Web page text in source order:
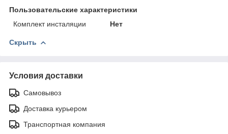
Пользовательские характеристики
Комплект инсталяции
Нет
Скрыть
Условия доставки
Самовывоз
Доставка курьером
Транспортная компания